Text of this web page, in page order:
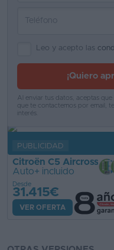
Blog
PUBLICIDAD
Citroën C5 Aircross
Auto+ incluido
Desde
31.415€
VER OFERTA
Leo y acepto las
¡Quiero
Al enviar tus datos, aceptas
que te contactemos por email,
interés.